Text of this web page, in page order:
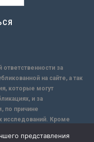
ответственности за
на сайте, а так
которые могут
и за
по причине
исследований. Кроме
ответственности за
представления